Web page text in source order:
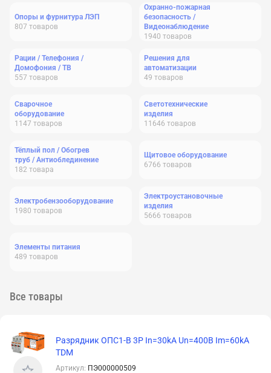
Опоры и фурнитура ЛЭП
807 товаров
Охранно-пожарная
безопасность /
Видеонаблюдение
1940 товаров
Рации / Телефония /
Домофония / ТВ
557 товаров
Решения для
автоматизации
49 товаров
Сварочное
оборудование
1147 товаров
Светотехнические
изделия
11646 товаров
Тёплый пол / Обогрев
труб / Антиоблединение
182 товара
Щитовое оборудование
6766 товаров
Электробензооборудование
1980 товаров
Электроустановочные
изделия
5666 товаров
Элементы питания
489 товаров
Все товары
Разрядник ОПС1-B 3Р In=30kA Un=400B Im=60kA
TDM
Артикул: ПЭ000000509